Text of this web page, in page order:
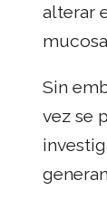
alterar
Sin
vez se